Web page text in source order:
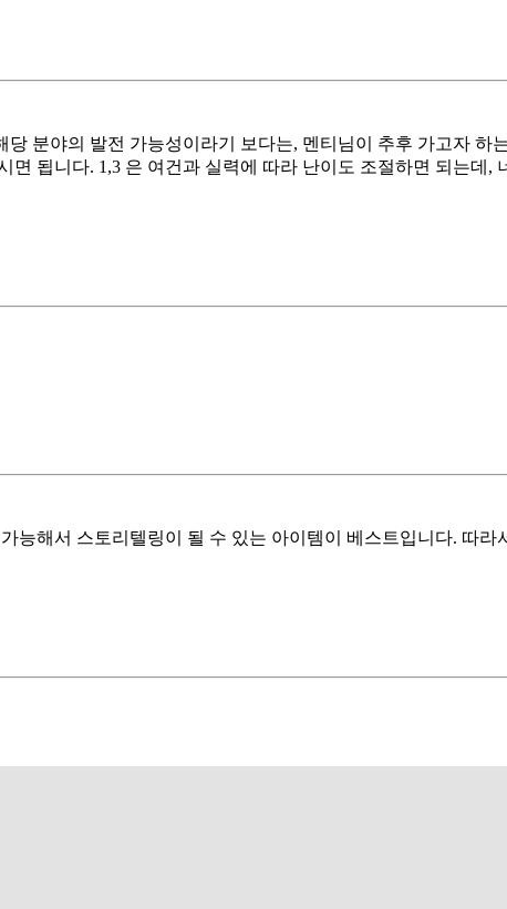
분야의 발전 가능성이라기 보다는, 멘티님이 추후 가고자 하
됩니다. 1,3 은 여건과 실력에 따라 난이도 조절하면 되는데,
능해서 스토리텔링이 될 수 있는 아이템이 베스트입니다. 따